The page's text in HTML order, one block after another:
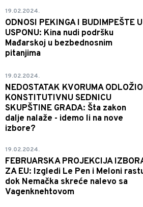
19.02.2024.
ODNOSI PEKINGA I BUDIMPEŠTE U
USPONU: Kina nudi podršku
Mađarskoj u bezbednosnim
pitanjima
19.02.2024.
NEDOSTATAK KVORUMA ODLOŽIO
KONSTITUTIVNU SEDNICU
SKUPŠTINE GRADA: Šta zakon
dalje nalaže - idemo li na nove
izbore?
19.02.2024.
FEBRUARSKA PROJEKCIJA
ZA EU: Izgledi Le Pen i Meloni
dok Nemačka skreće nalevo sa
Vagenknehtovom